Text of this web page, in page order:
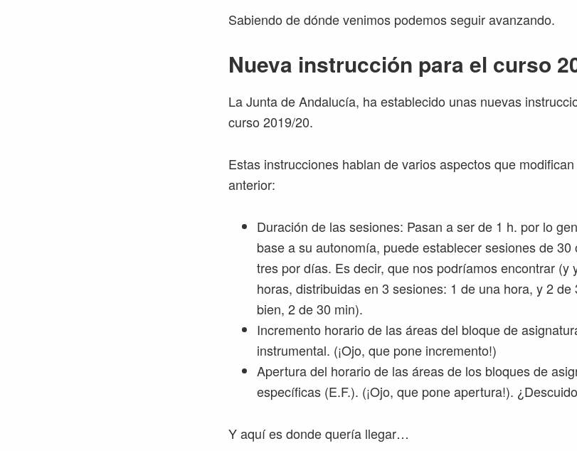
Sabiendo de dónde venimos podemos seguir avanzando.
Nueva instrucción para el curso
La Junta de Andalucía, ha establecido unas nuevas
curso 2019/20.
Estas instrucciones hablan de varios aspectos que
anterior:
Duración de las sesiones: Pasan a ser de 1 h. por lo
base a su autonomía, puede establecer sesiones de 30
tres por días. Es decir, que nos podríamos encontrar (y
horas, distribuidas en 3 sesiones: 1 de una hora, y 2
bien, 2 de 30 min).
Incremento horario de las áreas del bloque de
instrumental. (¡Ojo, que pone incremento!)
Apertura del horario de las áreas de los bloques de
específicas (E.F.). (¡Ojo, que pone apertura!).
Y aquí es donde quería llegar…